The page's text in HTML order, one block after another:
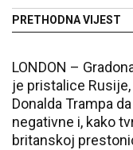
PRETHODNA VIJEST
LONDON –
je pristalice
Donalda Trampa
negativne i, kako
britanskoj